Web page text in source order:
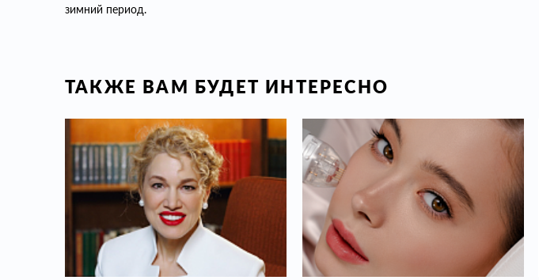
зимний период.
ТАКЖЕ ВАМ БУДЕТ ИНТЕРЕСНО